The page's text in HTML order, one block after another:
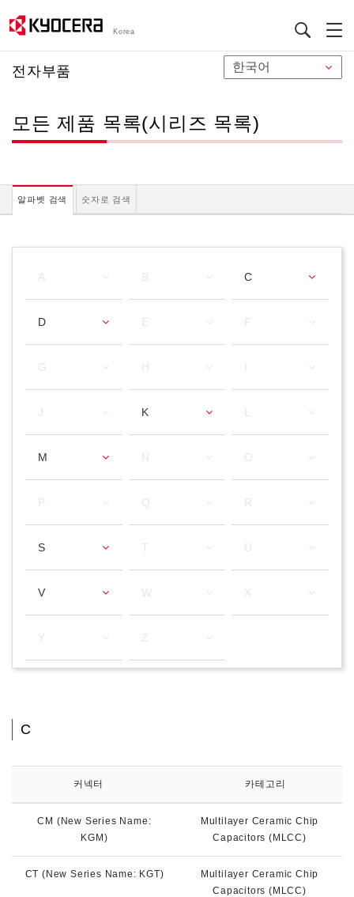
に
Korea
전자부품
모든 제품 목록(시리즈 목록)
알파벳 검색 숫자로 검색
A B C
D E F
G H
J K
M N O
P Q R
S T U
V W X
Y Z
C
커넥터 카테고리
CM (New Series Name:
KGM)
Multilayer Ceramic Chip
Capacitors (MLCC)
CT (New Series Name: KGT)
Multilayer Ceramic Chip
Capacitors (MLCC)